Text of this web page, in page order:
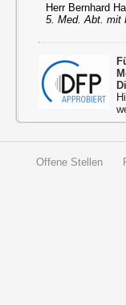
Herr Bernhard
5. Med. Abt. mit
Offene Stellen